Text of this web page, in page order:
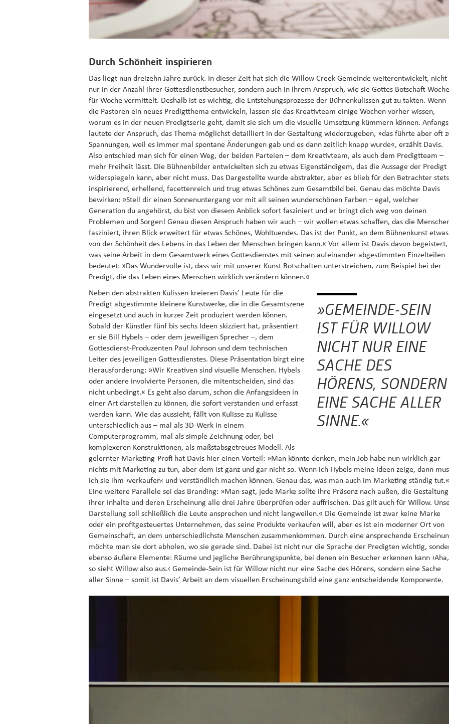
Durch Schönheit inspirieren
Das liegt nun dreizehn Jahre zurück. In dieser Zeit hat sich die Willow Creek-Gemeinde weiterentwickelt, nicht
nur in der Anzahl ihrer Gottesdienstbesucher, sondern auch in ihrem Anspruch, wie sie Gottes Botschaft Woche
für Woche vermittelt. Deshalb ist es wichtig, die Entstehungsprozesse der Bühnenkulissen gut zu takten. Wenn
die Pastoren ein neues Predigtthema entwickeln, lassen sie das Kreativteam einige Wochen vorher wissen,
worum es in der neuen Predigtserie geht, damit sie sich um die visuelle Umsetzung kümmern können. Anfangs
lautete der Anspruch, das Thema möglichst detailliert in der Gestaltung wiederzugeben, »das führte aber oft
Spannungen, weil es immer mal spontane Änderungen gab und es dann zeitlich knapp wurde«, erzählt Davis.
Also entschied man sich für einen Weg, der beiden Parteien – dem Kreativteam, als auch dem Predigtteam –
mehr Freiheit lässt. Die Bühnenbilder entwickelten sich zu etwas Eigenständigem, das die Aussage der Predigt
widerspiegeln kann, aber nicht muss. Das Dargestellte wurde abstrakter, aber es blieb für den Betrachter stets
inspirierend, erhellend, facettenreich und trug etwas Schönes zum Gesamtbild bei. Genau das möchte Davis
bewirken: »Stell dir einen Sonnenuntergang vor mit all seinen wunderschönen Farben – egal, welcher
Generation du angehörst, du bist von diesem Anblick sofort fasziniert und er bringt dich weg von deinen
Problemen und Sorgen! Genau diesen Anspruch haben wir auch – wir wollen etwas schaffen, das die
fasziniert, ihren Blick erweitert für etwas Schönes, Wohltuendes. Das ist der Punkt, an dem Bühnenkunst etwas
von der Schönheit des Lebens in das Leben der Menschen bringen kann.« Vor allem ist Davis davon begeistert,
was seine Arbeit in dem Gesamtwerk eines Gottesdienstes mit seinen aufeinander abgestimmten Einzelteilen
bedeutet: »Das Wundervolle ist, dass wir mit unserer Kunst Botschaften unterstreichen, zum Beispiel bei der
Predigt, die das Leben eines Menschen wirklich verändern können.«
»GEMEINDE-SEIN
IST FÜR WILLOW
NICHT NUR EINE
SACHE DES
HÖRENS, SONDERN
EINE SACHE ALLER
SINNE.«
Neben den abstrakten Kulissen kreieren Davis’ Leute für die
Predigt abgestimmte kleinere Kunstwerke, die in die Gesamtszene
eingesetzt und auch in kurzer Zeit produziert werden können.
Sobald der Künstler fünf bis sechs Ideen skizziert hat, präsentiert
er sie Bill Hybels – oder dem jeweiligen Sprecher –, dem
Gottesdienst-Produzenten Paul Johnson und dem technischen
Leiter des jeweiligen Gottesdienstes. Diese Präsentation birgt eine
Herausforderung: »Wir Kreativen sind visuelle Menschen. Hybels
oder andere involvierte Personen, die mitentscheiden, sind das
nicht unbedingt.« Es geht also darum, schon die Anfangsideen in
einer Art darstellen zu können, die sofort verstanden und erfasst
werden kann. Wie das aussieht, fällt von Kulisse zu Kulisse
unterschiedlich aus – mal als 3D-Werk in einem
Computerprogramm, mal als simple Zeichnung oder, bei
komplexeren Konstruktionen, als maßstabsgetreues Modell. Als
gelernter Marketing-Profi hat Davis hier einen Vorteil: »Man könnte denken, mein Job habe nun wirklich gar
nichts mit Marketing zu tun, aber dem ist ganz und gar nicht so. Wenn ich Hybels meine Ideen zeige, dann
ich sie ihm ›verkaufen‹ und verständlich machen können. Genau das, was man auch im Marketing ständig tut.«
Eine weitere Parallele sei das Branding: »Man sagt, jede Marke sollte ihre Präsenz nach außen, die Gestaltung
ihrer Inhalte und deren Erscheinung alle drei Jahre überprüfen oder auffrischen. Das gilt auch für Willow.
Darstellung soll schließlich die Leute ansprechen und nicht langweilen.« Die Gemeinde ist zwar keine Marke
oder ein profitgesteuertes Unternehmen, das seine Produkte verkaufen will, aber es ist ein moderner Ort von
Gemeinschaft, an dem unterschiedlichste Menschen zusammenkommen. Durch eine ansprechende
möchte man sie dort abholen, wo sie gerade sind. Dabei ist nicht nur die Sprache der Predigten wichtig,
ebenso äußere Elemente: Räume und jegliche Berührungspunkte, bei denen ein Besucher erkennen kann ›Aha,
so sieht Willow also aus.‹ Gemeinde-Sein ist für Willow nicht nur eine Sache des Hörens, sondern eine Sache
aller Sinne – somit ist Davis’ Arbeit an dem visuellen Erscheinungsbild eine ganz entscheidende Komponente.